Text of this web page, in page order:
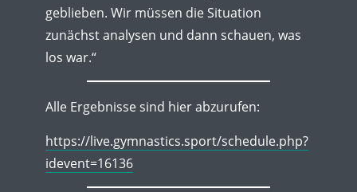
geblieben. Wir müssen die Situation
zunächst analysen und dann schauen, was
los war.“
Alle Ergebnisse sind hier abzurufen:
https://live.gymnastics.sport/schedule.php?
idevent=16136